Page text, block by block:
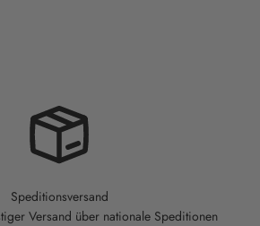
Speditionsversand
Versand über nationale Speditionen